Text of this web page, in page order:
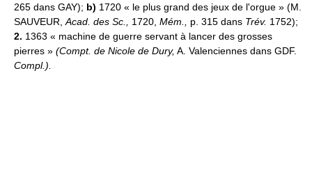
265 dans GAY); b) 1720 « le plus grand des jeux de l'orgue » (M.
SAUVEUR, Acad. des Sc., 1720, Mém., p. 315 dans Trév. 1752);
2. 1363 « machine de guerre servant à lancer des grosses
pierres » (Compt. de Nicole de Dury, A. Valenciennes dans GDF.
Compl.).